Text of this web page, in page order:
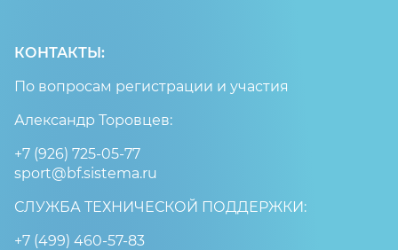
КОНТАКТЫ:
По вопросам регистрации и участия
Александр Торовцев:
+7 (926) 725-05-77
sport@bf.sistema.ru
СЛУЖБА ТЕХНИЧЕСКОЙ ПОДДЕРЖКИ:
+7 (499) 460-57-83